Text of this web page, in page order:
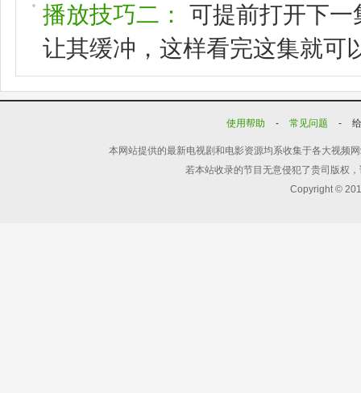
播放技巧二：
可提前打开下
让其缓冲，这样看完这集就可
使用帮助 - 常见问题 -
本网站提供的最新电视剧和电影资源均系收集于各大视频
若本站收录的节目无意侵犯了贵司版权
Copyright ©